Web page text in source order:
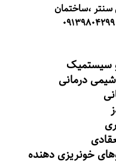
،ساختمان
۰۹۱۳۹۸۰۴۲۹۹
سیستمیک
درمانی
خونریزی دهنده